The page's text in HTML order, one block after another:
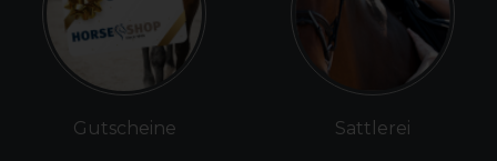
Gutscheine Sattlerei